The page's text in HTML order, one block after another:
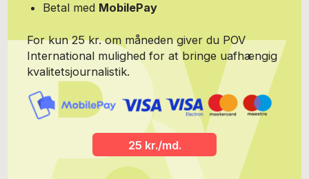
Betal med MobilePay
For kun 25 kr. om måneden giver du POV
International mulighed for at bringe uafhængig
kvalitetsjournalistik.
25 kr./md.